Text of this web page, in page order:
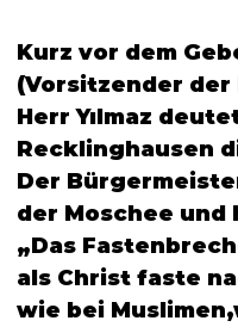
Kurz vor dem
(Vorsitzender der
Herr Yılmaz
Recklinghausen
Der
der Moschee und
„Das
als Christ faste
wie bei